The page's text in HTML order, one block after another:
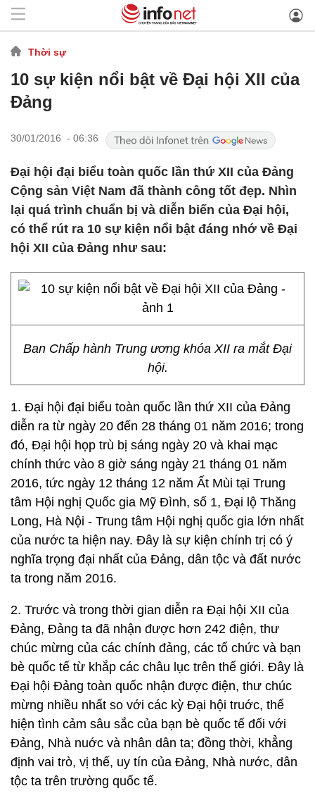
Thời sự
10 sự kiện nổi bật về Đại hội XII của
Đảng
30/01/2016 - 06:36
Đại hội đại biểu toàn quốc lần thứ XII của Đảng
Cộng sản Việt Nam đã thành công tốt đẹp. Nhìn
lại quá trình chuẩn bị và diễn biến của Đại hội,
có thể rút ra 10 sự kiện nổi bật đáng nhớ về Đại
hội XII của Đảng như sau:
Ban Chấp hành Trung ương khóa XII ra mắt Đại
hội.
1. Đại hội đại biểu toàn quốc lần thứ XII của Đảng
diễn ra từ ngày 20 đến 28 tháng 01 năm 2016; trong
đó, Đại hội họp trù bị sáng ngày 20 và khai mạc
chính thức vào 8 giờ sáng ngày 21 tháng 01 năm
2016, tức ngày 12 tháng 12 năm Ất Mùi tại Trung
tâm Hội nghị Quốc gia Mỹ Đình, số 1, Đại lộ Thăng
Long, Hà Nội - Trung tâm Hội nghị quốc gia lớn nhất
của nước ta hiện nay. Đây là sự kiện chính trị có ý
nghĩa trọng đại nhất của Đảng, dân tộc và đất nước
ta trong năm 2016.
2. Trước và trong thời gian diễn ra Đại hội XII của
Đảng, Đảng ta đã nhận được hơn 242 điện, thư
chúc mừng của các chính đảng, các tổ chức và bạn
bè quốc tế từ khắp các châu lục trên thế giới. Đây là
Đại hội Đảng toàn quốc nhận được điện, thư chúc
mừng nhiều nhất so với các kỳ Đại hội truớc, thể
hiện tình cảm sâu sắc của bạn bè quốc tế đối với
Đảng, Nhà nuớc và nhân dân ta; đồng thời, khẳng
định vai trò, vị thế, uy tín của Đảng, Nhà nước, dân
tộc ta trên trường quốc tế.